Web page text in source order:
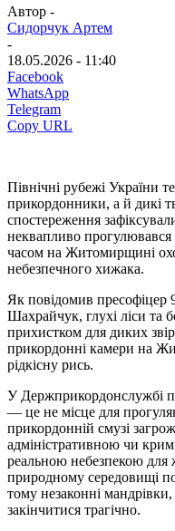
Автор -
Сидорчук Артем
-
18.05.2026 - 11:40
Facebook
WhatsApp
Telegram
Copy URL
Північні рубежі України
прикордонники, а й дикі
спостереження
неквапливо
часом на Житомирщині
небезпечного хижака.
Як повідомив пресофіцер
Шахрайчук, глухі ліси та
прихистком для диких
прикордонні камери на
рідкісну рись.
У Держприкордонслужбі
— це не місце для
прикордонній смузі
адміністративною чи
реальною небезпекою
природному середовищі
тому незаконні
закінчитися трагічно.